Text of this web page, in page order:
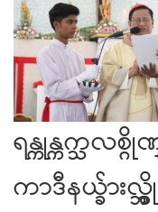
ရန္ကုန္ကက္သလ
ကာဒီနယ္ခ်ား